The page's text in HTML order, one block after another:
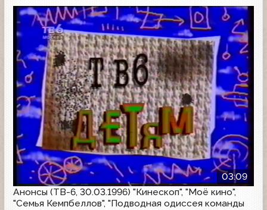
03:09
Анонсы (ТВ-6, 30.03.1996) "Кинескоп", "Моё кино",
"Семья Кемпбеллов", "Подводная одиссея команды
Анонс